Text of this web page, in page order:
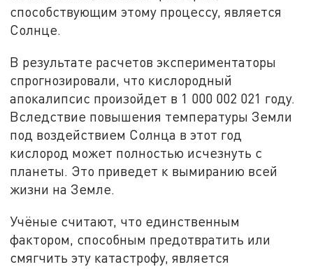
способствующим этому процессу, является
Солнце.
В результате расчетов экспериментаторы
спрогнозировали, что кислородный
апокалипсис произойдет в 1 000 002 021 году.
Вследствие повышения температуры Земли
под воздействием Солнца в этот год
кислород может полностью исчезнуть с
планеты. Это приведет к вымиранию всей
жизни на Земле.
Учёные считают, что единственным
фактором, способным предотвратить или
смягчить эту катастрофу, является